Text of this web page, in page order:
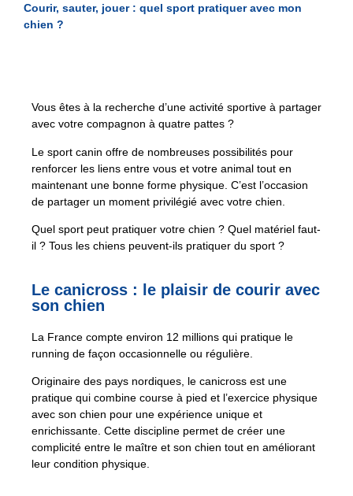
Courir, sauter, jouer : quel sport pratiquer avec mon
chien ?
Vous êtes à la recherche d’une activité sportive à partager
avec votre compagnon à quatre pattes ?
Le sport canin offre de nombreuses possibilités pour
renforcer les liens entre vous et votre animal tout en
maintenant une bonne forme physique. C’est l’occasion
de partager un moment privilégié avec votre chien.
Quel sport peut pratiquer votre chien ? Quel matériel faut-
il ? Tous les chiens peuvent-ils pratiquer du sport ?
Le canicross : le plaisir de courir avec
son chien
La France compte environ 12 millions qui pratique le
running de façon occasionnelle ou régulière.
Originaire des pays nordiques, le canicross est une
pratique qui combine course à pied et l’exercice physique
avec son chien pour une expérience unique et
enrichissante. Cette discipline permet de créer une
complicité entre le maître et son chien tout en améliorant
leur condition physique.